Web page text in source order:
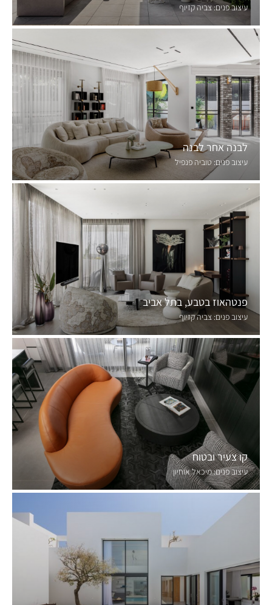
עיצוב פנים:צביה קזיוף
לבנה אחר לבנה
עיצוב פנים: טוביה פנפיל
פנטהאוז בטבע, בתל אביב
עיצוב פנים: צביה קזיוף
קו צעיר ובטוח
עיצוב פנים:מיכאל אוחיון